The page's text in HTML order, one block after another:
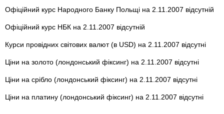
Офіційний курс Народного Банку Польщі на 2.11.2007 відсутній
Офіційний курс НБК на 2.11.2007 відсутній
Курси провідних світових валют (в USD) на 2.11.2007 відсутні
Ціни на золото (лондонський фіксинг) на 2.11.2007 відсутні
Ціни на срібло (лондонський фіксинг) на 2.11.2007 відсутні
Ціни на платину (лондонський фіксинг) на 2.11.2007 відсутні